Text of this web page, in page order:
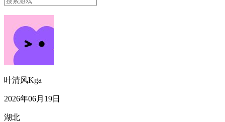
叶清风Kga
2026年06月19日
湖北